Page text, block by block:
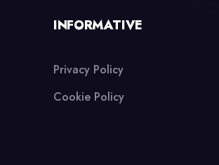
INFORMATIVE
Privacy Policy
Cookie Policy